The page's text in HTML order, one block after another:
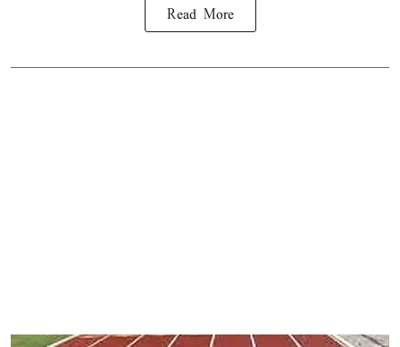
Read More